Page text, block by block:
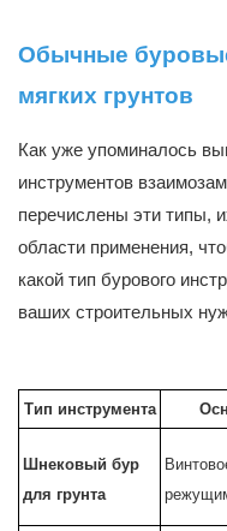
Обычные
мягких грунтов
Как уже упоминалось
инструментов
перечислены эти типы,
области применения,
какой тип бурового
ваших строительных
Тип инструмента
Шнековый бур
для грунта